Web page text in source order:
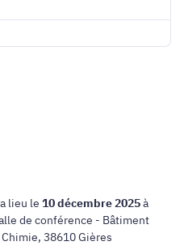
lieu le10 décembre2025à
de conférence - Bâtiment
38610 Gières